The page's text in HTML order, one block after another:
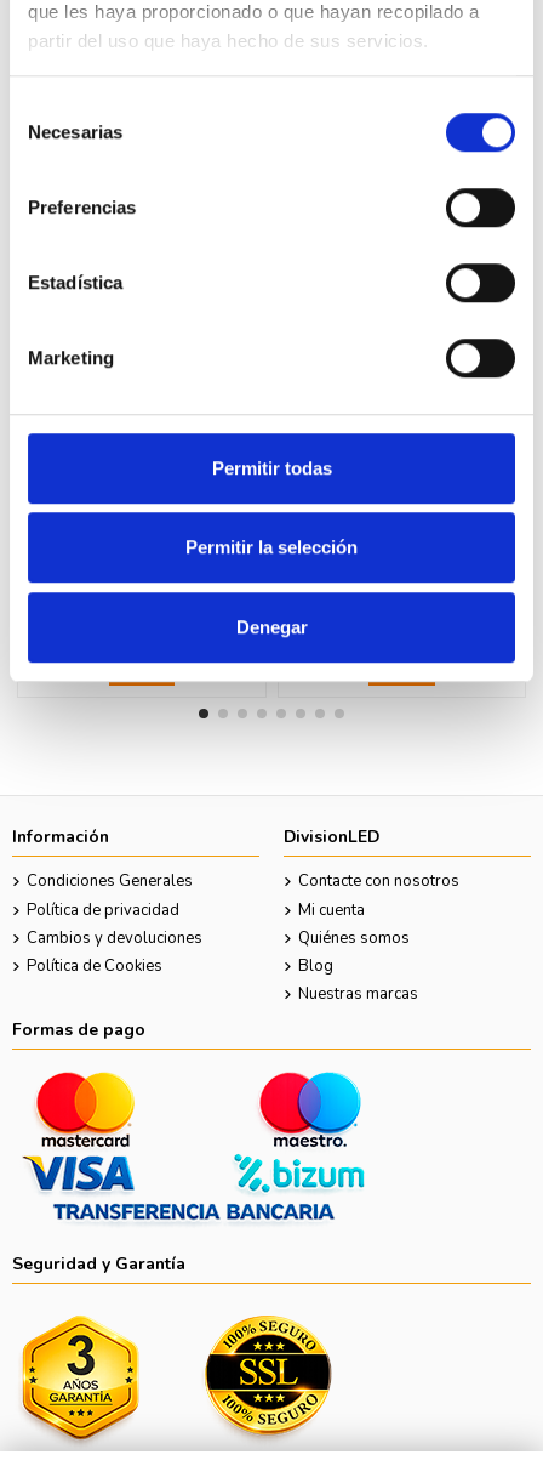
que les haya proporcionado o que hayan recopilado a
partir del uso que haya hecho de sus servicios.
Necesarias
Preferencias
Estadística
Marketing
Permitir todas
Permitir la selección
Denegar
LEGRAND 25503 idrobox-caja ip55 3 modulos gris
16 productos en la misma categoría:
Fuera de stock
LEGRAND 27503 idrobox-caja
ip55 3 modulos gris
Ver
LEGRAND 25408V idrobox-caja
ip40 ver 4x2 modulos gris
Ver
Información
Condiciones Generales
Política de privacidad
Cambios y devoluciones
Política de Cookies
DivisionLED
Contacte con nosotros
Mi cuenta
Quiénes somos
Blog
Nuestras marcas
Formas de pago
Seguridad y Garantía